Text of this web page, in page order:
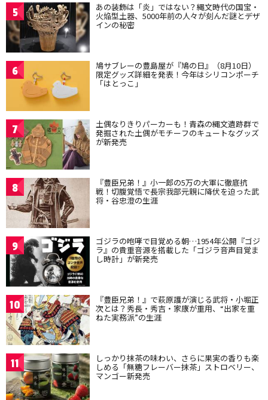
5 あの装飾は「炎」ではない？縄文時代の国宝・
火焔型土器、5000年前の人々が刻んだ謎とデザ
インの秘密
6 鳩サブレーの豊島屋が『鳩の日』（8月10日）
限定グッズ詳細を発表！今年はシリコンポーチ
「はとっこ」
7 土偶なりきりパーカーも！青森の縄文遺跡群で
発掘された土偶がモチーフのキュートなグッズ
が新発売
8 『豊臣兄弟！』小一郎の5万の大軍に徹底抗
戦！切腹覚悟で長宗我部元親に降伏を迫った武
将・谷忠澄の生涯
9 ゴジラの咆哮で目覚める朝…1954年公開『ゴジ
ラ』の貴重音源を搭載した「ゴジラ音声目覚ま
し時計」が新発売
10 『豊臣兄弟！』で萩原護が演じる武将・小堀正
次とは？秀長・秀吉・家康が重用、“出家を重
ねた実務派”の生涯
11 しっかり抹茶の味わい、さらに果実の香りも楽
しめる「無糖フレーバー抹茶」ストロベリー、
マンゴー新発売